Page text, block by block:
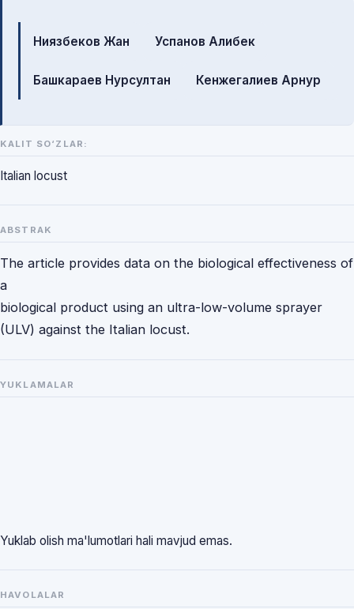
Mualliflar
Ниязбеков Жан Успанов Алибек
Башкараев Нурсултан Кенжегалиев Арнур
KALIT SO‘ZLAR:
Italian locust
ABSTRAK
The article provides data on the biological effectiveness of
a
biological product using an ultra-low-volume sprayer
(ULV) against the Italian locust.
YUKLAMALAR
Yuklab olish ma'lumotlari hali mavjud emas.
HAVOLALAR